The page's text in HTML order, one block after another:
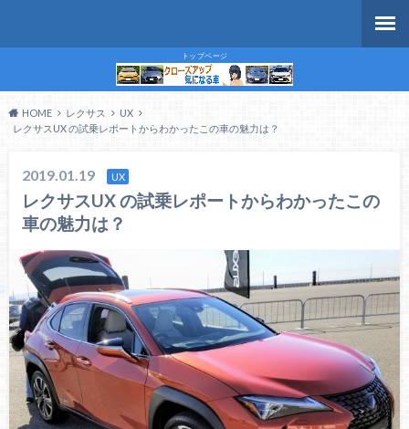
トップページ
HOME レクサス
UX
レクサスUX の試乗レポートからわかったこの車の魅力は？
2019.01.19 UX
レクサスUX の試乗レポートからわかったこの
車の魅力は？